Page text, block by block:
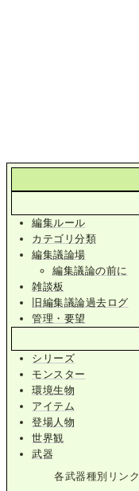
編集ルール
カテゴリ分類
編集議論場
編集議論の前に
雑談板
旧編集議論過去ログ
管理・要望
シリーズ
モンスター
環境生物
アイテム
登場人物
世界観
武器
各武器種別リンク